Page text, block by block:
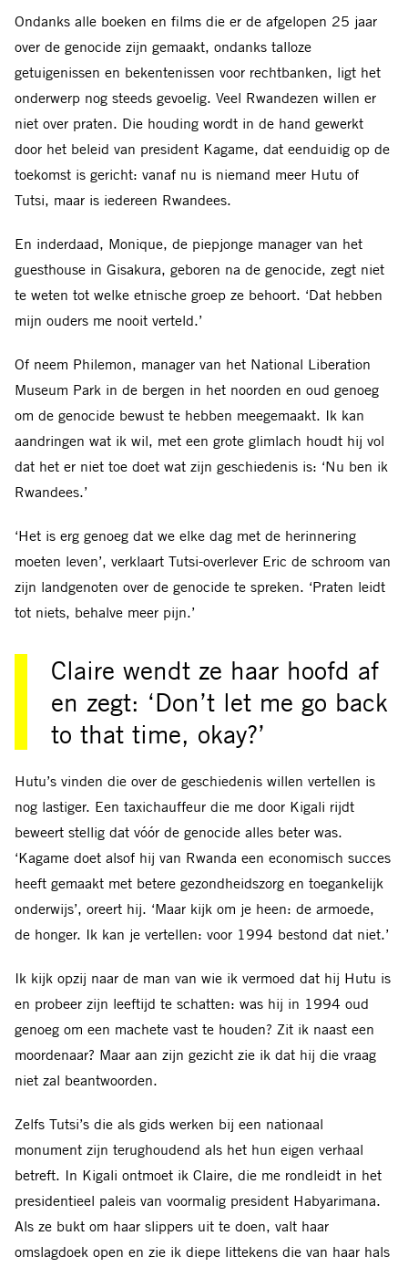
Ondanks alle boeken en films die er de afgelopen 25 jaar
over de genocide zijn gemaakt, ondanks talloze
getuigenissen en bekentenissen voor rechtbanken, ligt het
onderwerp nog steeds gevoelig. Veel Rwandezen willen er
niet over praten. Die houding wordt in de hand gewerkt
door het beleid van president Kagame, dat eenduidig op de
toekomst is gericht: vanaf nu is niemand meer Hutu of
Tutsi, maar is iedereen Rwandees.
En inderdaad, Monique, de piepjonge manager van het
guesthouse in Gisakura, geboren na de genocide, zegt niet
te weten tot welke etnische groep ze behoort. ‘Dat hebben
mijn ouders me nooit verteld.’
Of neem Philemon, manager van het National Liberation
Museum Park in de bergen in het noorden en oud genoeg
om de genocide bewust te hebben meegemaakt. Ik kan
aandringen wat ik wil, met een grote glimlach houdt hij vol
dat het er niet toe doet wat zijn geschiedenis is: ‘Nu ben ik
Rwandees.’
‘Het is erg genoeg dat we elke dag met de herinnering
moeten leven’, verklaart Tutsi-overlever Eric de schroom van
zijn landgenoten over de genocide te spreken. ‘Praten leidt
tot niets, behalve meer pijn.’
Claire wendt ze haar hoofd af
en zegt: ‘Don’t let me go back
to that time, okay?’
Hutu’s vinden die over de geschiedenis willen vertellen is
nog lastiger. Een taxichauffeur die me door Kigali rijdt
beweert stellig dat vóór de genocide alles beter was.
‘Kagame doet alsof hij van Rwanda een economisch succes
heeft gemaakt met betere gezondheidszorg en toegankelijk
onderwijs’, oreert hij. ‘Maar kijk om je heen: de armoede,
de honger. Ik kan je vertellen: voor 1994 bestond dat niet.’
Ik kijk opzij naar de man van wie ik vermoed dat hij Hutu is
en probeer zijn leeftijd te schatten: was hij in 1994 oud
genoeg om een machete vast te houden? Zit ik naast een
moordenaar? Maar aan zijn gezicht zie ik dat hij die vraag
niet zal beantwoorden.
Zelfs Tutsi’s die als gids werken bij een nationaal
monument zijn terughoudend als het hun eigen verhaal
betreft. In Kigali ontmoet ik Claire, die me rondleidt in het
presidentieel paleis van voormalig president Habyarimana.
Als ze bukt om haar slippers uit te doen, valt haar
omslagdoek open en zie ik diepe littekens die van haar hals